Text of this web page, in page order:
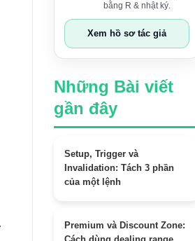
bằng R & nhật ký.
Xem hồ sơ tác giả
Những Bài viết
gần đây
Setup, Trigger và
Invalidation: Tách 3 phần
của một lệnh
Premium và Discount Zone: